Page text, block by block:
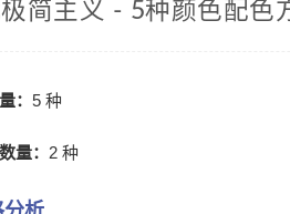
简主义 - 5种颜色配色
： 5 种
量： 2 种